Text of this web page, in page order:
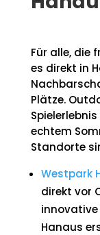
Für alle, die
es direkt in
Plätze.
echtem
Standorte
Westpark
direkt vor
Hanaus